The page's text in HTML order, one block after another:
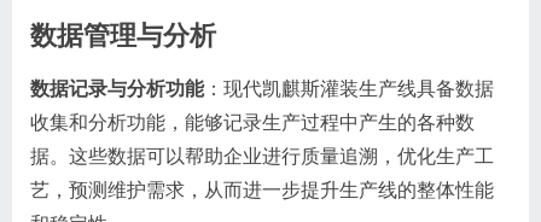
数据管理与分析
数据记录与分析功能：现代凯麒斯灌装生产线具备数据
收集和分析功能，能够记录生产过程中产生的各种数
据。这些数据可以帮助企业进行质量追溯，优化生产工
艺，预测维护需求，从而进一步提升生产线的整体性能